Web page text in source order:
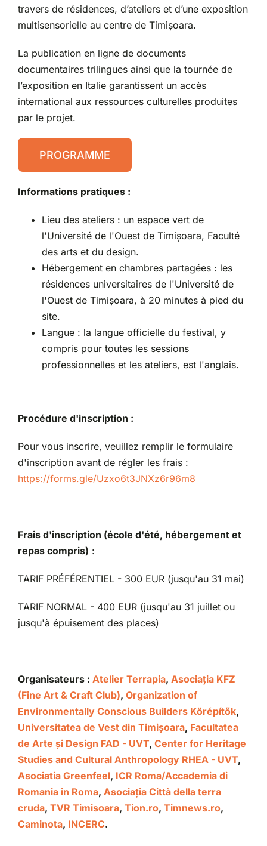
travers de résidences, d’ateliers et d’une exposition
multisensorielle au centre de Timișoara.
La publication en ligne de documents
documentaires trilingues ainsi que la tournée de
l’exposition en Italie garantissent un accès
international aux ressources culturelles produites
par le projet.
PROGRAMME
Informations pratiques :
Lieu des ateliers : un espace vert de
l'Université de l'Ouest de Timișoara, Faculté
des arts et du design.
Hébergement en chambres partagées : les
résidences universitaires de l'Université de
l'Ouest de Timișoara, à 20 minutes à pied du
site.
Langue : la langue officielle du festival, y
compris pour toutes les sessions
professionnelles et les ateliers, est l'anglais.
Procédure d'inscription :
Pour vous inscrire, veuillez remplir le formulaire
d'inscription avant de régler les frais :
https://forms.gle/Uzxo6t3JNXz6r96m8
Frais d'inscription (école d'été, hébergement et
repas compris) :
TARIF PRÉFÉRENTIEL - 300 EUR (jusqu'au 31 mai)
TARIF NORMAL - 400 EUR (jusqu'au 31 juillet ou
jusqu'à épuisement des places)
Organisateurs : Atelier Terrapia, Asociația KFZ
(Fine Art & Craft Club), Organization of
Environmentally Conscious Builders Körépítők,
Universitatea de Vest din Timișoara, Facultatea
de Arte și Design FAD - UVT, Center for Heritage
Studies and Cultural Anthropology RHEA - UVT,
Asociatia Greenfeel, ICR Roma/Accademia di
Romania in Roma, Asociația Città della terra
cruda, TVR Timisoara, Tion.ro, Timnews.ro,
Caminota, INCERC.